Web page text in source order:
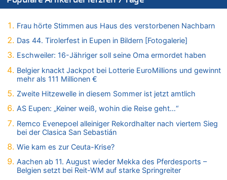
08.08.2026 - 17:45 von Der Alte zu
08.08.2026 - 17:43 von Der Alte zu
Leipzig, Mechernich und die Frage: Wer steckt hinter den
Zweite Hitzewelle in diesem Sommer ist jetzt amtlich
Leipzig, Mechernich und die Frage: Wer steckt hinter den
Drohnen mit Strengstoff? War es Russland?
08.08.2026 - 15:34 von JoKrings zu
Leipzig, Mechernich und die Frage: Wer steckt hinter den
Mehrere Menschen in Londons City niedergestochen
Frau hörte Stimmen aus Haus des verstorbenen Nachbarn
Das 44. Tirolerfest in Eupen in Bildern [Fotogalerie]
Eschweiler: 16-Jähriger soll seine Oma ermordet haben
Belgier knackt Jackpot bei Lotterie EuroMillions und gewinnt
mehr als 111 Millionen €
Zweite Hitzewelle in diesem Sommer ist jetzt amtlich
AS Eupen: „Keiner weiß, wohin die Reise geht…“
Remco Evenepoel alleiniger Rekordhalter nach viertem Sieg
bei der Clasica San Sebastián
Wie kam es zur Ceuta-Krise?
Aachen ab 11. August wieder Mekka des Pferdesports –
Belgien setzt bei Reit-WM auf starke Springreiter